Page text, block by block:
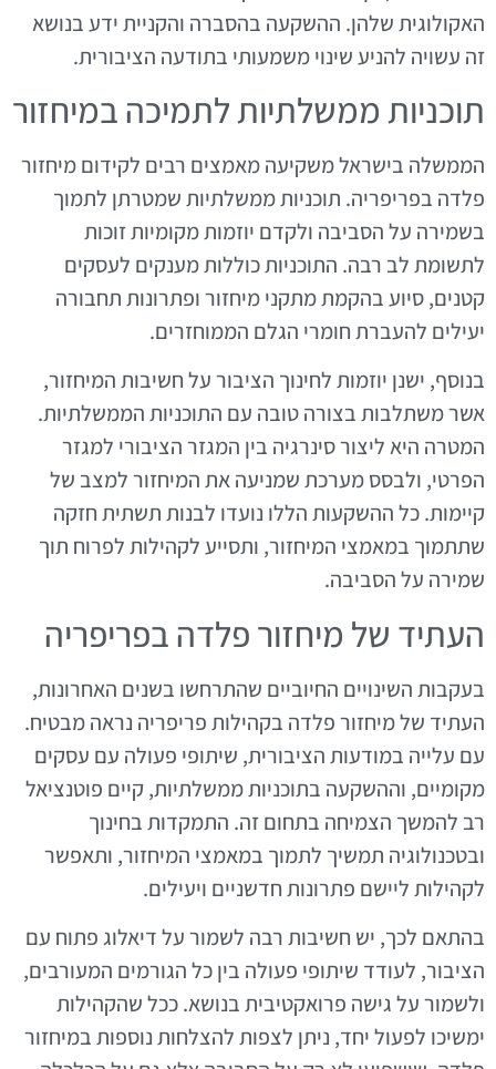
האקולוגית שלהן. ההשקעה בהסברה והקניית ידע בנושא
זה עשויה להניע שינוי משמעותי בתודעה הציבורית.
תוכניות ממשלתיות לתמיכה במיחזור
הממשלה בישראל משקיעה מאמצים רבים לקידום מיחזור
פלדה בפריפריה. תוכניות ממשלתיות שמטרתן לתמוך
בשמירה על הסביבה ולקדם יוזמות מקומיות זוכות
לתשומת לב רבה. התוכניות כוללות מענקים לעסקים
קטנים, סיוע בהקמת מתקני מיחזור ופתרונות תחבורה
יעילים להעברת חומרי הגלם הממוחזרים.
בנוסף, ישנן יוזמות לחינוך הציבור על חשיבות המיחזור,
אשר משתלבות בצורה טובה עם התוכניות הממשלתיות.
המטרה היא ליצור סינרגיה בין המגזר הציבורי למגזר
הפרטי, ולבסס מערכת שמניעה את המיחזור למצב של
קיימות. כל ההשקעות הללו נועדו לבנות תשתית חזקה
שתתמוך במאמצי המיחזור, ותסייע לקהילות לפרוח תוך
שמירה על הסביבה.
העתיד של מיחזור פלדה בפריפריה
בעקבות השינויים החיוביים שהתרחשו בשנים האחרונות,
העתיד של מיחזור פלדה בקהילות פריפריה נראה מבטיח.
עם עלייה במודעות הציבורית, שיתופי פעולה עם עסקים
מקומיים, וההשקעה בתוכניות ממשלתיות, קיים פוטנציאל
רב להמשך הצמיחה בתחום זה. התמקדות בחינוך
ובטכנולוגיה תמשיך לתמוך במאמצי המיחזור, ותאפשר
לקהילות ליישם פתרונות חדשניים ויעילים.
בהתאם לכך, יש חשיבות רבה לשמור על דיאלוג פתוח עם
הציבור, לעודד שיתופי פעולה בין כל הגורמים המעורבים,
ולשמור על גישה פרואקטיבית בנושא. ככל שהקהילות
ימשיכו לפעול יחד, ניתן לצפות להצלחות נוספות במיחזור